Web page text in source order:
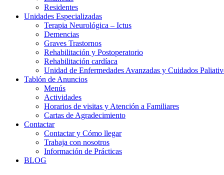
Residentes
Unidades Especializadas
Terapia Neurológica – Ictus
Demencias
Graves Trastornos
Rehabilitación y Postoperatorio
Rehabilitación cardíaca
Unidad de Enfermedades Avanzadas y Cuidados
Tablón de Anuncios
Menús
Actividades
Horarios de visitas y Atención a Familiares
Cartas de Agradecimiento
Contactar
Contactar y Cómo llegar
Trabaja con nosotros
Información de Prácticas
BLOG